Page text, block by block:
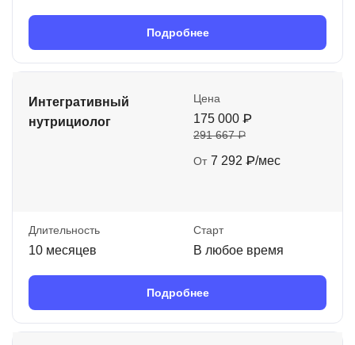
Подробнее
Интегративный
нутрициолог
Цена
175 000 ₽
291 667 ₽
От 7 292 ₽/мес
Длительность
10 месяцев
Старт
В любое время
Подробнее